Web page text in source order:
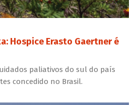
Hospice Erasto Gaertner é
paliativos do sul do país
concedido no Brasil.